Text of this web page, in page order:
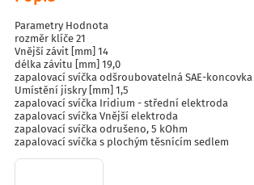
Parametry Hodnota
rozměr klíče 21
Vnější závit [mm] 14
délka závitu [mm] 19,0
zapalovací svíčka odšroubovatelná SAE-koncovka
Umístění jiskry [mm] 1,5
zapalovací svíčka Iridium - střední elektroda
zapalovací svíčka Vnější elektroda
zapalovací svíčka odrušeno, 5 kOhm
zapalovací svíčka s plochým těsnícím sedlem